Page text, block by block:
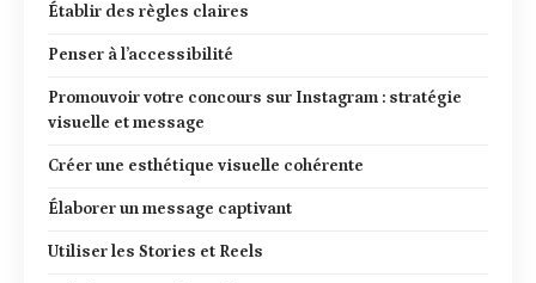
Établir des règles claires
Penser à l’accessibilité
Promouvoir votre concours sur Instagram : stratégie
visuelle et message
Créer une esthétique visuelle cohérente
Élaborer un message captivant
Utiliser les Stories et Reels